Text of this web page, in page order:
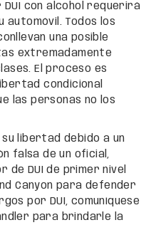
con alcohol requerirá
automóvil. Todos los
una posible
extremadamente
El proceso es
condicional
las personas no los
libertad debido a un
falsa de un oficial,
de DUI de primer nivel
Canyon para defender
por DUI, comuníquese
para brindarle la